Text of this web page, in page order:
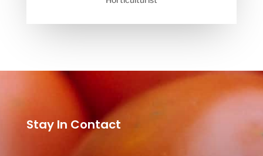
Stay In Contact